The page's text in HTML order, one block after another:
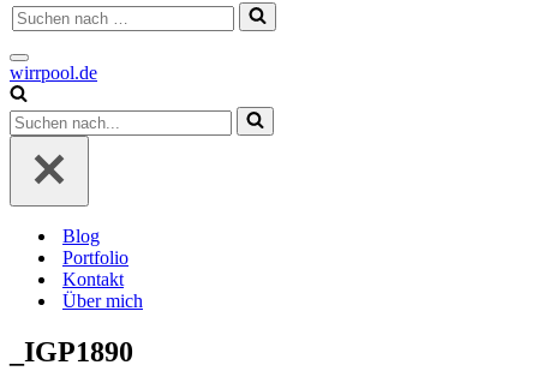
Suchen
nach …
Navigationsmenü
wirrpool.de
Suchen
nach …
Blog
Portfolio
Kontakt
Über mich
_IGP1890